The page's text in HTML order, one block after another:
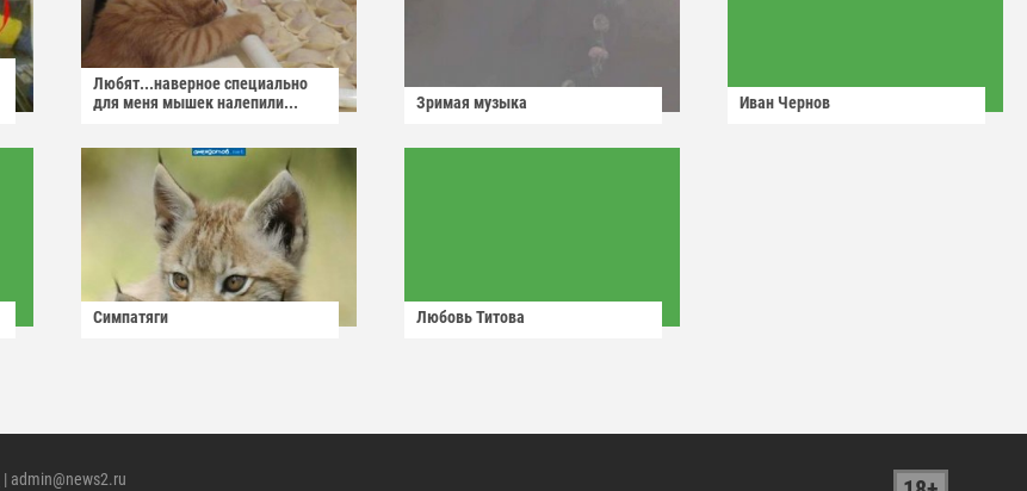
Любят...наверное специально
для меня мышек налепили...
Зримая музыка Иван Чернов
Симпатяги Любовь Титова
| admin@news2.ru